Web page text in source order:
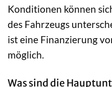
Konditionen können
des Fahrzeugs
ist eine Finanzierung
möglich.
Was sind die